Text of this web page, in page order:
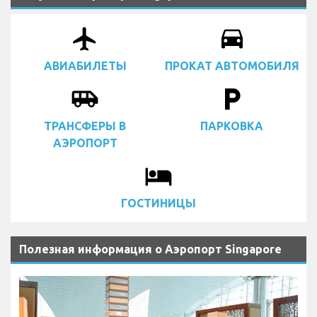
airplanemode_active
АВИАБИЛЕТЫ
drive_eta
ПРОКАТ АВТОМОБИЛЯ
airport_shuttle
ТРАНСФЕРЫ В
АЭРОПОРТ
local_parking
ПАРКОВКА
local_hotel
ГОСТИНИЦЫ
Полезная информация о Аэропорт Singapore